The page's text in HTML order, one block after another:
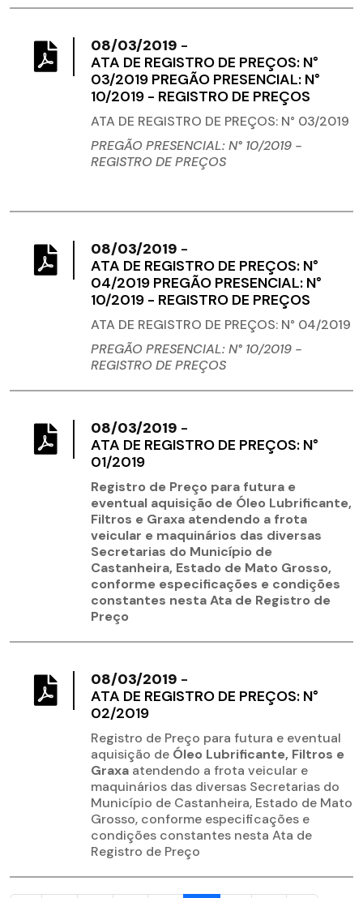
08/03/2019 -
ATA DE REGISTRO DE PREÇOS: N°
03/2019 PREGÃO PRESENCIAL: N°
10/2019 - REGISTRO DE PREÇOS
ATA DE REGISTRO DE PREÇOS: N° 03/2019
PREGÃO PRESENCIAL: N° 10/2019 -
REGISTRO DE PREÇOS
08/03/2019 -
ATA DE REGISTRO DE PREÇOS: N°
04/2019 PREGÃO PRESENCIAL: N°
10/2019 - REGISTRO DE PREÇOS
ATA DE REGISTRO DE PREÇOS: N° 04/2019
PREGÃO PRESENCIAL: N° 10/2019 -
REGISTRO DE PREÇOS
08/03/2019 -
ATA DE REGISTRO DE PREÇOS: N°
01/2019
Registro de Preço para futura e
eventual aquisição de Óleo Lubrificante,
Filtros e Graxa atendendo a frota
veicular e maquinários das diversas
Secretarias do Município de
Castanheira, Estado de Mato Grosso,
conforme especificações e condições
constantes nesta Ata de Registro de
Preço
08/03/2019 -
ATA DE REGISTRO DE PREÇOS: N°
02/2019
Registro de Preço para futura e eventual
aquisição de Óleo Lubrificante, Filtros e
Graxa atendendo a frota veicular e
maquinários das diversas Secretarias do
Município de Castanheira, Estado de Mato
Grosso, conforme especificações e
condições constantes nesta Ata de
Registro de Preço